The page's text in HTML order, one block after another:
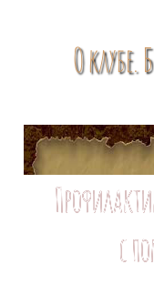
О клубе.
с